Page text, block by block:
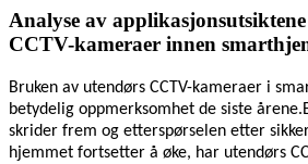
Analyse av
CCTV-kameraer innen
Bruken av utendørs CCTV-kameraer i
betydelig oppmerksomhet de siste
skrider frem og etterspørselen etter
hjemmet fortsetter å øke, har utendørs